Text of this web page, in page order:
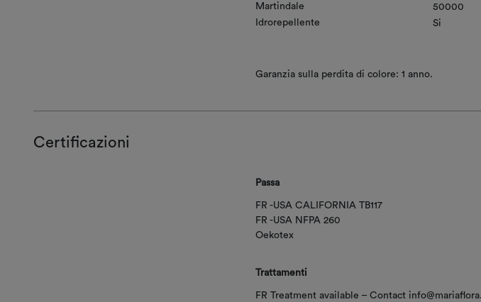
Martindale
50000
Idrorepellente
Si
Garanzia sulla perdita di colore: 1 anno.
Certificazioni
Passa
FR -USA CALIFORNIA TB117
FR -USA NFPA 260
Oekotex
Trattamenti
FR Treatment available – Contact